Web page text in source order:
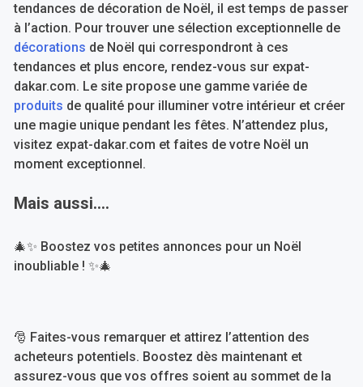
tendances de décoration de Noël, il est temps de passer
à l’action. Pour trouver une sélection exceptionnelle de
décorations de Noël qui correspondront à ces
tendances et plus encore, rendez-vous sur expat-
dakar.com. Le site propose une gamme variée de
produits de qualité pour illuminer votre intérieur et créer
une magie unique pendant les fêtes. N’attendez plus,
visitez expat-dakar.com et faites de votre Noël un
moment exceptionnel.
Mais aussi….
🎄✨ Boostez vos petites annonces pour un Noël
inoubliable ! ✨🎄
🎅 Faites-vous remarquer et attirez l’attention des
acheteurs potentiels. Boostez dès maintenant et
assurez-vous que vos offres soient au sommet de la